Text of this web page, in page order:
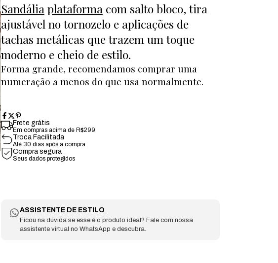
Sandália plataforma com salto bloco, tira
ajustável no tornozelo e aplicações de
tachas metálicas que trazem um toque
moderno e cheio de estilo.
Forma grande, recomendamos comprar uma
numeração a menos do que usa normalmente.
Frete grátis
Em compras acima de R$299
Troca Facilitada
Até 30 dias após a compra
Compra segura
Seus dados protegidos
ASSISTENTE DE ESTILO
Ficou na dúvida se esse é o produto ideal? Fale com nossa
assistente virtual no WhatsApp e descubra.